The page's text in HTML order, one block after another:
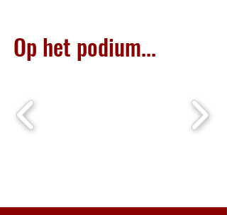
Op het podium...